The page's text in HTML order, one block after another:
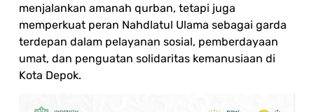
menjalankan amanah qurban, tetapi juga
memperkuat peran Nahdlatul Ulama sebagai garda
terdepan dalam pelayanan sosial, pemberdayaan
umat, dan penguatan solidaritas kemanusiaan di
Kota Depok.